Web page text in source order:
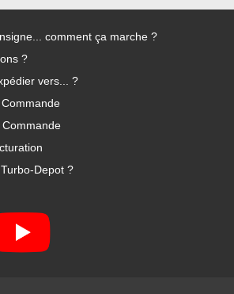
comment ça marche ?
?
vers... ?
Depot ?